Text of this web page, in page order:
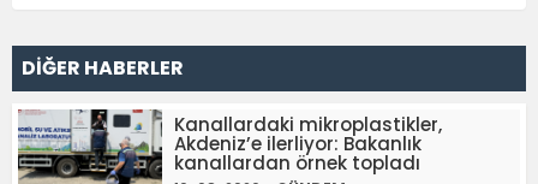
DİĞER HABERLER
Kanallardaki mikroplastikler,
Akdeniz’e ilerliyor: Bakanlık
kanallardan örnek topladı